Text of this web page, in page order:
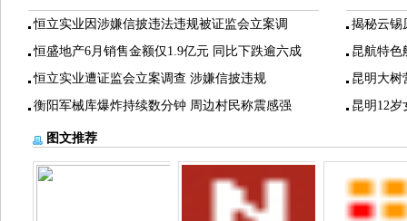
恒立实业因涉嫌信披违法违规被证监会立案调
恒盛地产6月销售金额仅1.9亿元 同比下跌逾六成
恒立实业遭证监会立案调查 涉嫌信披违规
衡阳军械库爆炸持续数分钟 周边村民称震感强
揭秘云锡
昆航特色
昆明大树
昆明12
图文推荐